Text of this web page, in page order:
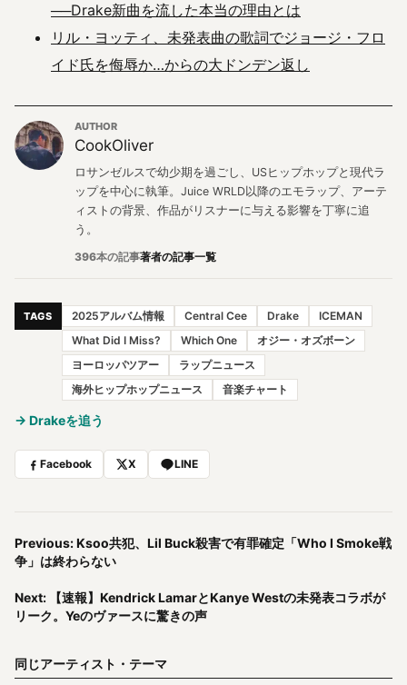
──Drake新曲を流した本当の理由とは
リル・ヨッティ、未発表曲の歌詞でジョージ・フロ
イド氏を侮辱か…からの大ドンデン返し
AUTHOR
CookOliver
ロサンゼルスで幼少期を過ごし、USヒップホップと現代ラ
ップを中心に執筆。Juice WRLD以降のエモラップ、アーテ
ィストの背景、作品がリスナーに与える影響を丁寧に追
う。
396本の記事著者の記事一覧
TAGS 2025アルバム情報 Central Cee Drake
ICEMAN
What Did I Miss?
Which One
オジー・オズボーン
ヨーロッパツアー
ラップニュース
海外ヒップホップニュース
音楽チャート
→ Drakeを追う
Facebook X LINE
Previous: Ksoo共犯、Lil Buck殺害で有罪確定「Who I Smoke戦
争」は終わらない
Next: 【速報】Kendrick LamarとKanye Westの未発表コラボが
リーク。Yeのヴァースに驚きの声
同じアーティスト・テーマ